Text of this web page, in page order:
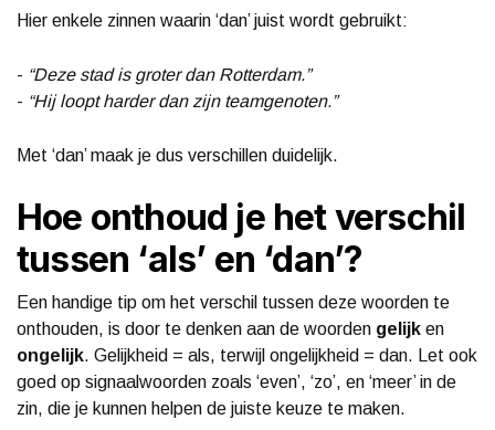
Hier enkele zinnen waarin ‘dan’ juist wordt gebruikt:
- “Deze stad is groter dan Rotterdam.”
- “Hij loopt harder dan zijn teamgenoten.”
Met ‘dan’ maak je dus verschillen duidelijk.
Hoe onthoud je het verschil
tussen ‘als’ en ‘dan’?
Een handige tip om het verschil tussen deze woorden te
onthouden, is door te denken aan de woorden gelijk en
ongelijk. Gelijkheid = als, terwijl ongelijkheid = dan. Let ook
goed op signaalwoorden zoals ‘even’, ‘zo’, en ‘meer’ in de
zin, die je kunnen helpen de juiste keuze te maken.